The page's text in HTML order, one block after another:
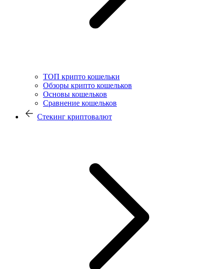
ТОП крипто кошельки
Обзоры крипто кошельков
Основы кошельков
Сравнение кошельков
Стекинг криптовалют